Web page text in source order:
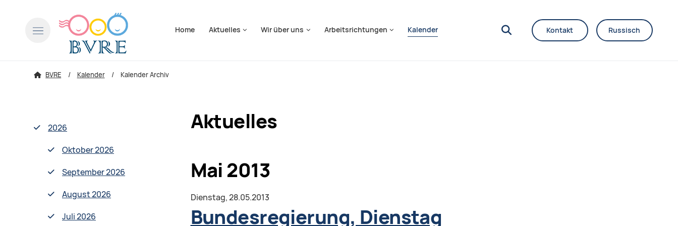
Home
Aktuelles Wir über uns Arbeitsrichtungen Kalender Kontakt Russisch
BVRE Kalender Kalender Archiv
Aktuelles
Mai 2013
Dienstag,28.05.2013
Bundesregierung, Dienstag
2026
Oktober 2026
September 2026
August 2026
Juli 2026